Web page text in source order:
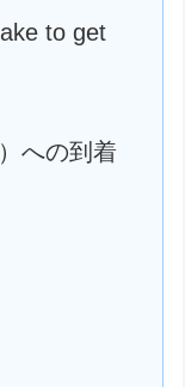
to get
への到着